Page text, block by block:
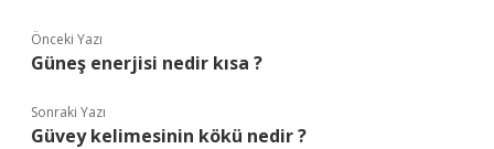
Önceki Yazı
Güneş enerjisi nedir kısa ?
Sonraki Yazı
Güvey kelimesinin kökü nedir ?